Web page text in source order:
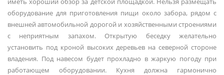
оборудование для приготовления пищи около забора, рядом с
внешней автомобильной дорогой и хозяйственными строениями
с неприятным запахом. Открытую беседку желательно
установить под кроной высоких деревьев на северной стороне
владения. Под навесом будет прохладно в жаркую погоду при
работающем оборудовании. Кухня должна гармонично